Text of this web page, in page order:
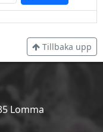
Tillbaka upp
Lomma